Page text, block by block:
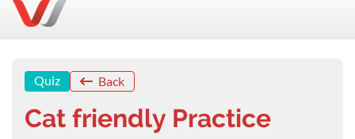
Quiz Back
Cat friendly Practice